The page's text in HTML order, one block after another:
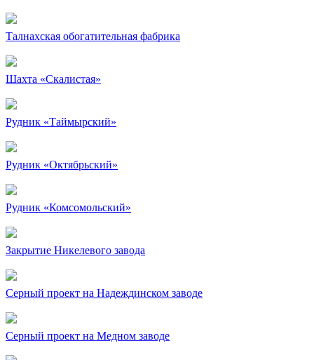
Талнахская обогатительная фабрика
Шахта «Скалистая»
Рудник «Таймырский»
Рудник «Октябрьский»
Рудник «Комсомольский»
Закрытие Никелевого завода
Серный проект на Надеждинском заводе
Серный проект на Медном заводе